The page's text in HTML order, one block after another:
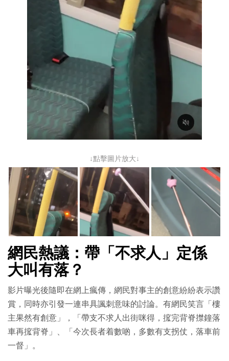
↓點擊圖片放大↓
網民熱議：帶「不求人」定係
大叫有落？
影片曝光後隨即在網上瘋傳，網民對事主的創意紛紛表示讚
賞，同時亦引發一連串具諷刺意味的討論。有網民笑言「樓
主果然有創意」，「帶支不求人出街咪得，搲完背脊㩒鐘落
車再搲背脊」、「今次長者着數啲，多數有支拐仗，落車前
一督」。